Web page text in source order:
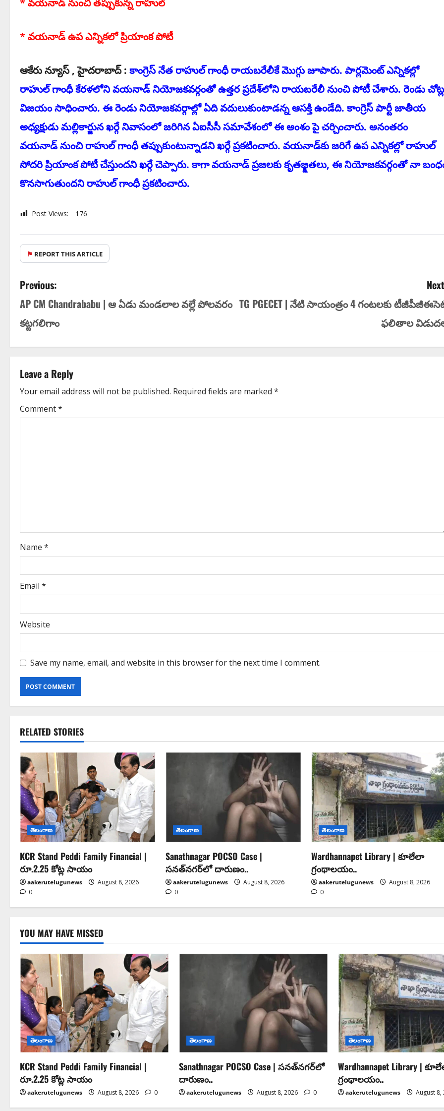
* వ‌య‌నాడ్ నుంచి త‌ప్పుకున్న రాహుల్
* వ‌య‌నాడ్ ఉప ఎన్నిక‌లో ప్రియాంక పోటీ
ఆకేరు న్యూస్ , హైద‌రాబాద్ : కాంగ్రెస్ నేత రాహుల్ గాంధీ రాయ‌బ‌రేలీకే మొగ్గు జూపారు. పార్ల‌మెంట్ ఎన్నిక‌ల్లో
రాహుల్ గాంధీ కేర‌ళ‌లోని వ‌య‌నాడ్ నియోజ‌క‌వ‌ర్గంతో ఉత్త‌ర ప్ర‌దేశ్‌లోని రాయ‌బరేలీ నుంచి పోటీ చేశారు. రెండు చోట్ల
విజ‌యం సాధించారు. ఈ రెండు నియోజ‌క‌వ‌ర్గాల్లో ఏది వ‌దులుకుంటాడన్న ఆస‌క్తి ఉండేది. కాంగ్రెస్ పార్టీ జాతీయ
అధ్యక్షుడు మ‌ల్లికార్జున ఖ‌ర్గే నివాసంలో జ‌రిగిన ఏఐసీసీ స‌మావేశంలో ఈ అంశం పై చ‌ర్చించారు. అనంత‌రం
వ‌య‌నాడ్ నుంచి రాహుల్ గాంధీ త‌ప్పుకుంటున్నాడ‌ని ఖ‌ర్గే ప్ర‌క‌టించారు. వ‌య‌నాడ్‌కు జ‌రిగే ఉప ఎన్నిక‌ల్లో రాహుల్
సోద‌రి ప్రియాంక పోటీ చేస్తుంద‌ని ఖ‌ర్గే చెప్పారు. కాగా వ‌య‌నాడ్ ప్ర‌జ‌ల‌కు కృతజ్క్ష‌త‌లు, ఈ నియోజ‌క‌వ‌ర్గంతో నా
కొన‌సాగుతుంద‌ని రాహుల్ గాంధీ ప్ర‌క‌టించారు.
Post Views: 176
⚑ REPORT THIS ARTICLE
Previous:
AP CM Chandrababu | ఆ ఏడు మండ‌లాల వ‌ల్లే పోల‌వ‌రం
క‌ట్ట‌గ‌లిగాం
TG PGECET | నేటి సాయంత్రం 4 గంటలకు
ఫలితాల
Leave a Reply
Your email address will not be published. Required fields are marked *
Comment*
Name *
Email *
Website
Save my name, email, and website in this browser for the next time I comment.
RELATED STORIES
తెలంగాణ
KCR Stand Peddi Family Financial |
రూ.2.25 కోట్ల సాయం
aakerutelugunews
August 8, 2026
0
తెలంగాణ
Sanathnagar POCSO Case |
సనత్‌నగర్‌లో దారుణం..
aakerutelugunews
August 8, 2026
0
తెలంగాణ
Wardhannapet Library | కూలేలా
గ్రంథాలయం..
aakerutelugunews
August 8, 2026
0
YOU MAY HAVE MISSED
తెలంగాణ
KCR Stand Peddi Family Financial |
రూ.2.25 కోట్ల సాయం
aakerutelugunews August 8, 2026 0
తెలంగాణ
Sanathnagar POCSO Case | సనత్‌నగర్‌లో
దారుణం..
aakerutelugunews August 8, 2026 0
తెలంగాణ
Wardhannapet Library |
గ్రంథాలయం..
aakerutelugunews August 8,